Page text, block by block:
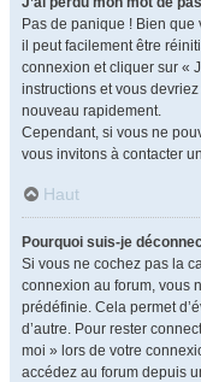
Pas de panique ! Bien
il peut facilement être
connexion et cliquer sur «
instructions et vous
nouveau rapidement.
Cependant, si vous ne
vous invitons à contacter
Haut
Pourquoi suis-je
Si vous ne cochez pas la
connexion au forum, vous
prédéfinie. Cela permet
d’autre. Pour rester
moi » lors de votre
accédez au forum depuis